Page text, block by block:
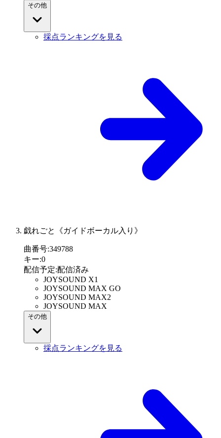
その他
採点ランキングを見る
戯れごと《ガイドボーカル入り》
曲番号:349788
キー:0
配信予定:配信済み
JOYSOUND X1
JOYSOUND MAX GO
JOYSOUND MAX2
JOYSOUND MAX
その他
採点ランキングを見る